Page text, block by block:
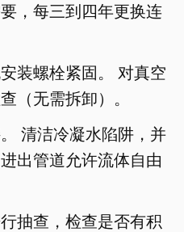
，每三到四年更换连
装螺栓紧固。 对真空
（无需拆卸）。
清洁冷凝水陷阱，并
出管道允许流体自由
抽查，检查是否有积